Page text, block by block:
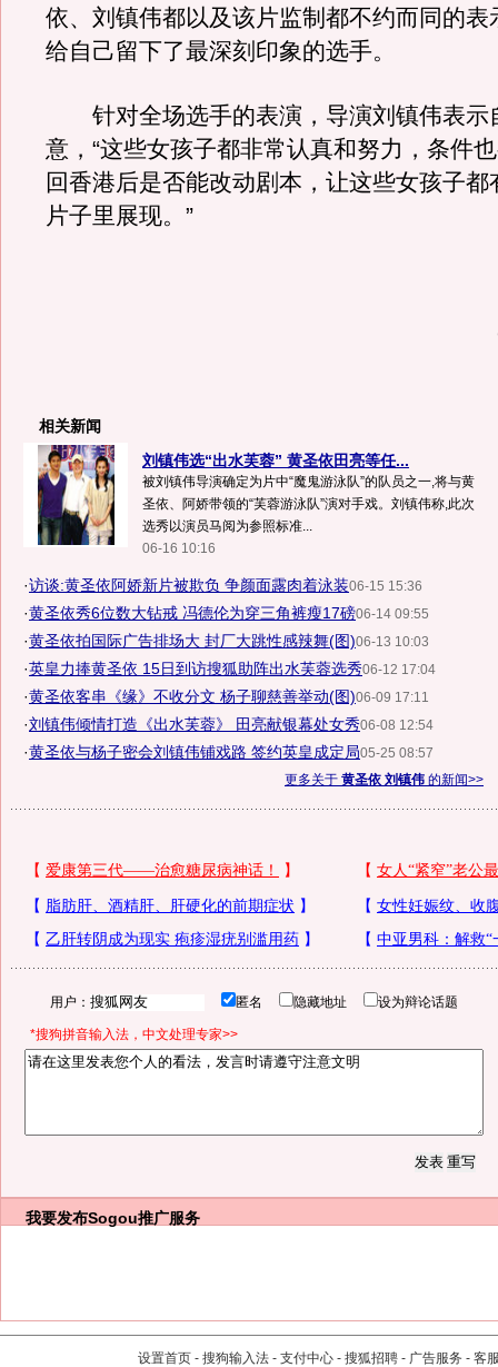
依、刘镇伟都以及该片监制都不约而同的表
给自己留下了最深刻印象的选手。
针对全场选手的表演，导演刘镇伟表示
意，“这些女孩子都非常认真和努力，条件
回香港后是否能改动剧本，让这些女孩子都
片子里展现。”
相关新闻
刘镇伟选“出水芙蓉” 黄圣依田亮等任...
被刘镇伟导演确定为片中“魔鬼游泳队”的队员之一,将与黄
圣依、阿娇带领的“芙蓉游泳队”演对手戏。刘镇伟称,此次
选秀以演员马阅为参照标准...
06-16 10:16
·访谈:黄圣依阿娇新片被欺负 争颜面露肉着泳装06-15 15:36
·黄圣依秀6位数大钻戒 冯德伦为穿三角裤瘦17磅06-14 09:55
·黄圣依拍国际广告排场大 封厂大跳性感辣舞(图)06-13 10:03
·英皇力捧黄圣依 15日到访搜狐助阵出水芙蓉选秀06-12 17:04
·黄圣依客串《缘》不收分文 杨子聊慈善举动(图)06-09 17:11
·刘镇伟倾情打造《出水芙蓉》 田亮献银幕处女秀06-08 12:54
·黄圣依与杨子密会刘镇伟铺戏路 签约英皇成定局05-25 08:57
更多关于 黄圣依 刘镇伟 的新闻>>
用户： 匿名 隐藏地址 设为辩论话题
*搜狗拼音输入法，中文处理专家>>
我要发布Sogou推广服务
设置首页 - 搜狗输入法 - 支付中心 - 搜狐招聘 - 广告服务 - 客